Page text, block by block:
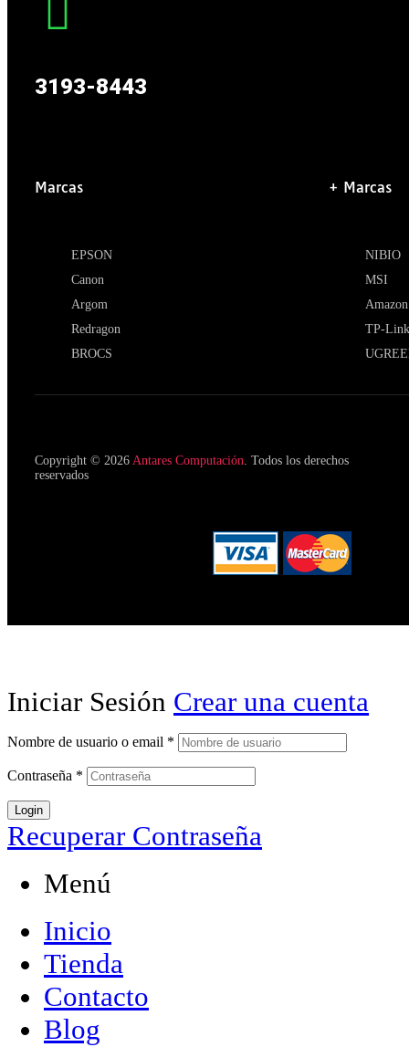
3193-8443
Marcas
EPSON
Canon
Argom
Redragon
BROCS
+ Marcas
NIBIO
MSI
Amazon
TP-Link
Copyright © 2026 Antares Computación. Todos los derechos
reservados
Iniciar Sesión Crear una cuenta
Nombre de usuario o email *
Contraseña *
Login
Recuperar Contraseña
Menú
Inicio
Tienda
Contacto
Blog